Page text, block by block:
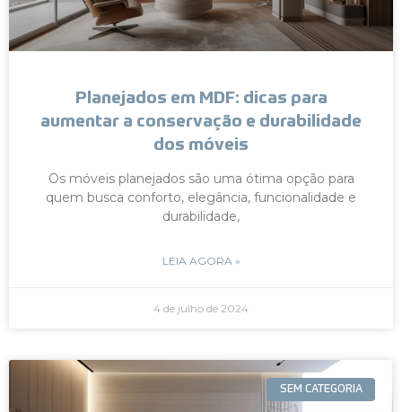
Planejados em MDF: dicas para
aumentar a conservação e durabilidade
dos móveis
Os móveis planejados são uma ótima opção para
quem busca conforto, elegância, funcionalidade e
durabilidade,
LEIA AGORA »
4 de julho de 2024
SEM CATEGORIA